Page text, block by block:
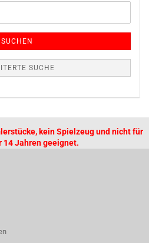
SUCHEN
SUCHE
kein Spielzeug und nicht für
14 Jahren geeignet.